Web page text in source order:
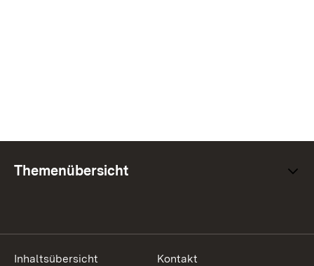
Themenübersicht
Inhaltsübersicht
Kontakt